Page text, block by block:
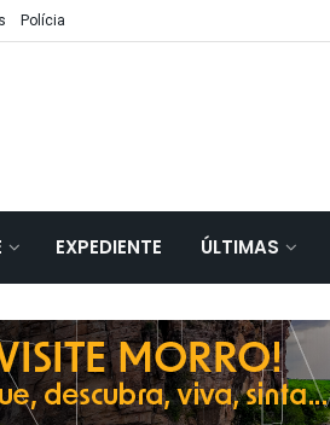
Polícia
EXPEDIENTE ÚLTIMAS